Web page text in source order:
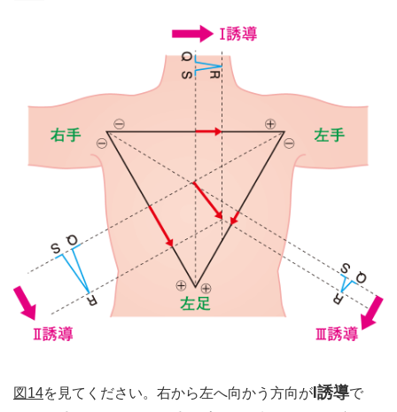
図14を見てください。右から左へ向かう方向が Ⅰ誘導で